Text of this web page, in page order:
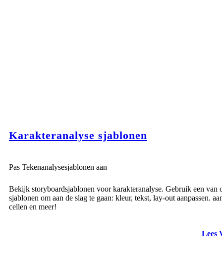
Karakteranalyse sjablonen
Pas Tekenanalysesjablonen aan
Bekijk storyboardsjablonen voor karakteranalyse. Gebruik een van
sjablonen om aan de slag te gaan: kleur, tekst, lay-out aanpassen.
cellen en meer!
Lees